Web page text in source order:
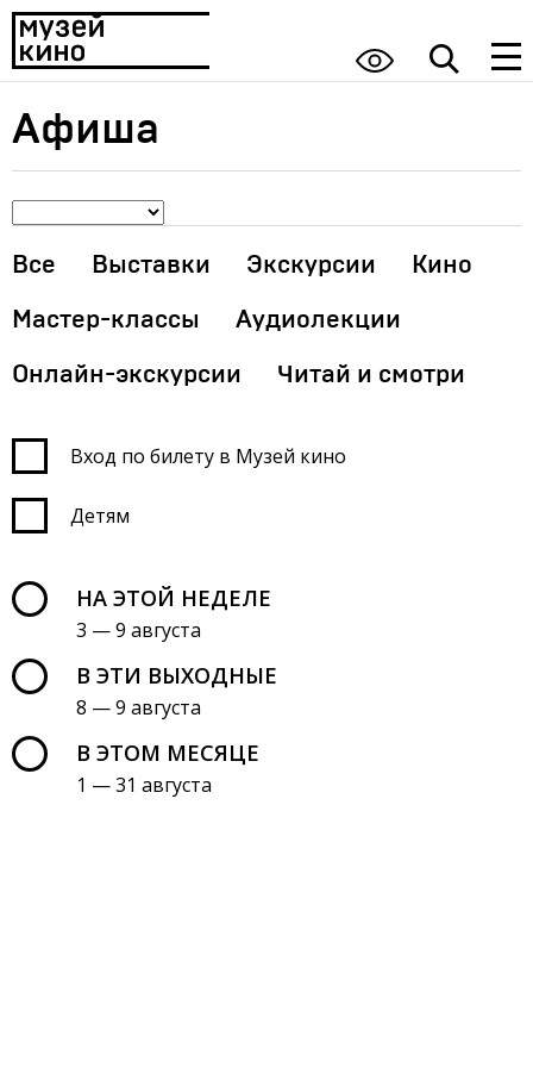
Афиша
Все Выставки Экскурсии Кино
Мастер-классы Аудиолекции
Онлайн-экскурсии Читай и смотри
Вход по билету в Музей кино
Детям
НА ЭТОЙ НЕДЕЛЕ
3 — 9 августа
В ЭТИ ВЫХОДНЫЕ
8 — 9 августа
В ЭТОМ МЕСЯЦЕ
1 — 31 августа